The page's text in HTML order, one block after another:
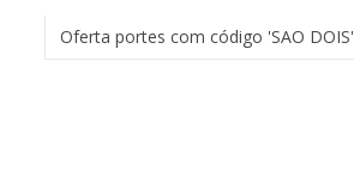
Oferta portes com código 'SAO DOIS'